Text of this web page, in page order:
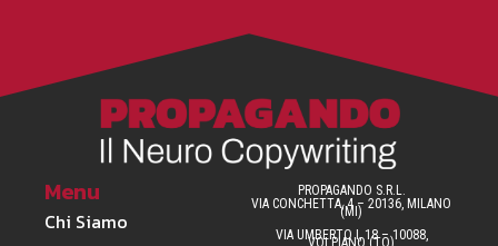
Menu
Chi Siamo
PROPAGANDO S.R.L.
VIA CONCHETTA, 4 – 20136, MILANO
(MI)
VIA UMBERTO I, 18 – 10088,